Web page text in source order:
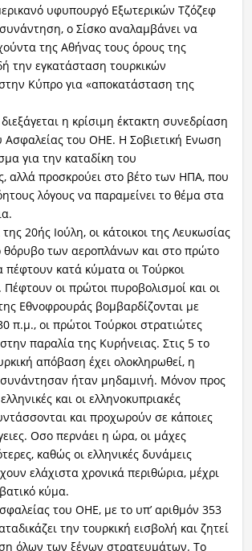
υφυπουργό Εξωτερικών Τζόζεφ
ο Σίσκο αναλαμβάνει να
της Αθήνας τους όρους της
την εγκατάσταση τουρκικών
Κύπρο για «αποκατάσταση της
διεξάγεται η κρίσιμη έκτακτη συνεδρίαση
Ασφαλείας του ΟΗΕ. Η Σοβιετική Ενωση
για την καταδίκη του
αλλά προσκρούει στο βέτο των ΗΠΑ, που
λόγους να παραμείνει το θέμα στα
20ής Ιούλη, οι κάτοικοι της Λευκωσίας
των αεροπλάνων και στο πρώτο
κατά κύματα οι Τούρκοι
Πέφτουν οι πρώτοι πυροβολισμοί και οι
Εθνοφρουράς βομβαρδίζονται με
π.μ., οι πρώτοι Τούρκοι στρατιώτες
παραλία της Κυρήνειας. Στις 5 το
απόβαση έχει ολοκληρωθεί, η
ήταν μηδαμινή. Μόνον προς
και οι ελληνοκυπριακές
και προχωρούν σε κάποιες
Οσο περνάει η ώρα, οι μάχες
καθώς οι ελληνικές δυνάμεις
ελάχιστα χρονικά περιθώρια, μέχρι
κύμα.
του ΟΗΕ, με το υπ’ αριθμόν 353
την τουρκική εισβολή και ζητεί
όλων των ξένων στρατευμάτων. Το